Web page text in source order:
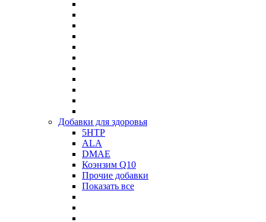
Добавки для здоровья
5HTP
ALA
DMAE
Коэнзим Q10
Прочие добавки
Показать все